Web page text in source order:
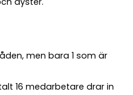
men bara 1 som är
16 medarbetare drar in